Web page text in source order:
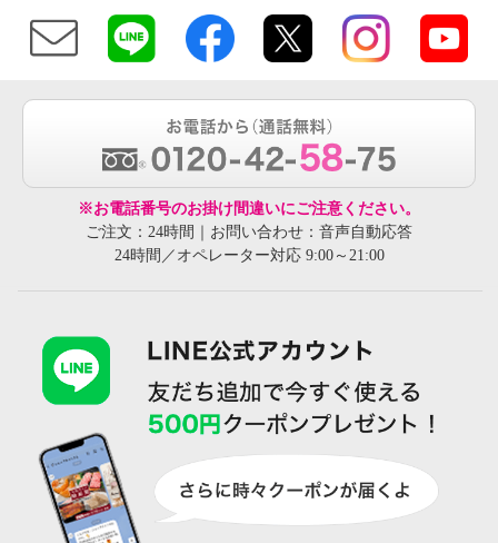
※お電話番号のお掛け間違いにご注意ください。
ご注文：24時間｜お問い合わせ：音声自動応答
24時間／オペレーター対応 9:00～21:00